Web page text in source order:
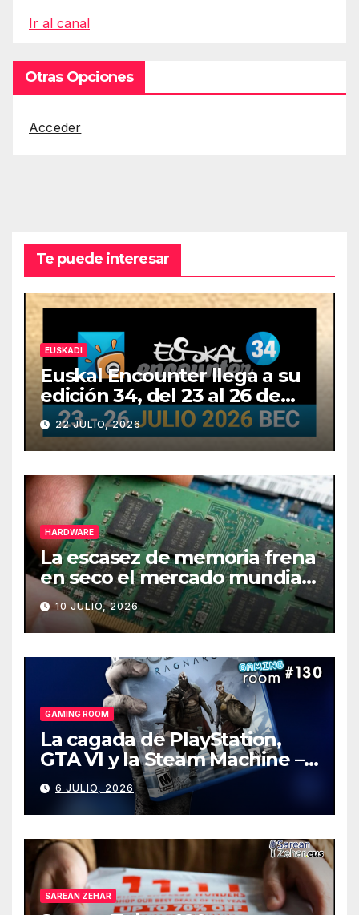
Ir al canal
Otras Opciones
Acceder
Te puede interesar
EUSKADI
Euskal Encounter llega a su
edición 34, del 23 al 26 de
julio
22 JULIO, 2026
HARDWARE
La escasez de memoria frena
en seco el mercado mundial
de PCs
10 JULIO, 2026
GAMING ROOM
La cagada de PlayStation,
GTA VI y la Steam Machine –
Gaming Room #130
6 JULIO, 2026
SAREAN ZEHAR